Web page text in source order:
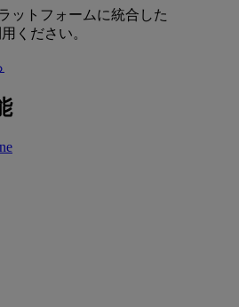
ットフォームに統合した
ください。